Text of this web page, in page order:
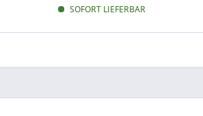
SOFORT LIEFERBAR